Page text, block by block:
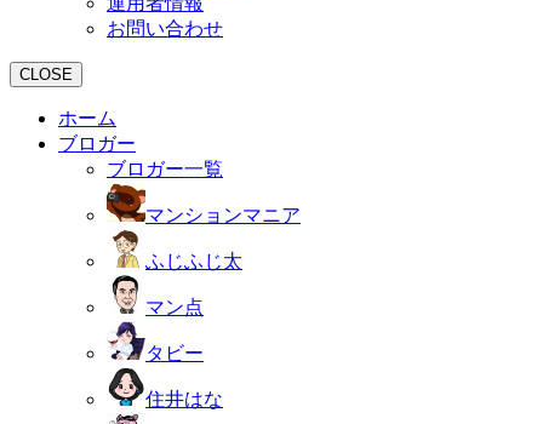
お問い合わせ
CLOSE
ホーム
ブロガー
ブロガー一覧
マンションマニア
ふじふじ太
マン点
タビー
住井はな